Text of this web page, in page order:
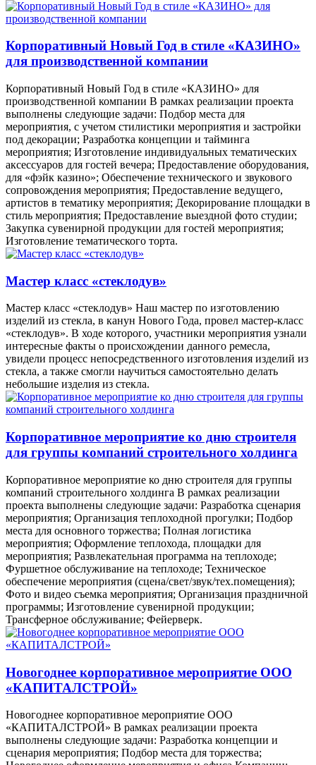
Корпоративный Новый Год в стиле «КАЗИНО»
для производственной компании
Корпоративный Новый Год в стиле «КАЗИНО» для
производственной компании В рамках реализации проекта
выполнены следующие задачи: Подбор места для
мероприятия, с учетом стилистики мероприятия и застройки
под декорации; Разработка концепции и тайминга
мероприятия; Изготовление индивидуальных тематических
аксессуаров для гостей вечера; Предоставление оборудования,
для «фэйк казино»; Обеспечение технического и звукового
сопровождения мероприятия; Предоставление ведущего,
артистов в тематику мероприятия; Декорирование площадки в
стиль мероприятия; Предоставление выездной фото студии;
Закупка сувенирной продукции для гостей мероприятия;
Изготовление тематического торта.
Мастер класс «стеклодув»
Мастер класс «стеклодув» Наш мастер по изготовлению
изделий из стекла, в канун Нового Года, провел мастер-класс
«стеклодув». В ходе которого, участники мероприятия узнали
интересные факты о происхождении данного ремесла,
увидели процесс непосредственного изготовления изделий из
стекла, а также смогли научиться самостоятельно делать
небольшие изделия из стекла.
Корпоративное мероприятие ко дню строителя
для группы компаний строительного холдинга
Корпоративное мероприятие ко дню строителя для группы
компаний строительного холдинга В рамках реализации
проекта выполнены следующие задачи: Разработка сценария
мероприятия; Организация теплоходной прогулки; Подбор
места для основного торжества; Полная логистика
мероприятия; Оформление теплохода, площадки для
мероприятия; Развлекательная программа на теплоходе;
Фуршетное обслуживание на теплоходе; Техническое
обеспечение мероприятия (сцена/свет/звук/тех.помещения);
Фото и видео съемка мероприятия; Организация праздничной
программы; Изготовление сувенирной продукции;
Трансферное обслуживание; Фейерверк.
Новогоднее корпоративное мероприятие ООО
«КАПИТАЛСТРОЙ»
Новогоднее корпоративное мероприятие ООО
«КАПИТАЛСТРОЙ» В рамках реализации проекта
выполнены следующие задачи: Разработка концепции и
сценария мероприятия; Подбор места для торжества;